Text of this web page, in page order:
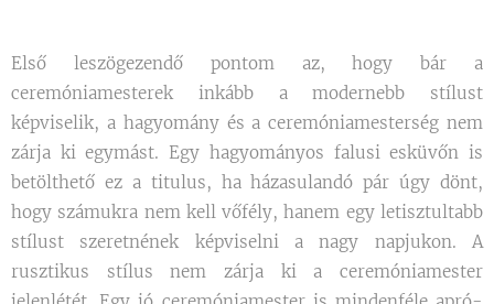
Első leszögezendő pontom az, hogy bár a
ceremóniamesterek inkább a modernebb stílust
képviselik, a hagyomány és a ceremóniamesterség nem
zárja ki egymást. Egy hagyományos falusi esküvőn is
betölthető ez a titulus, ha házasulandó pár úgy dönt,
hogy számukra nem kell vőfély, hanem egy letisztultabb
stílust szeretnének képviselni a nagy napjukon. A
rusztikus stílus nem zárja ki a ceremóniamester